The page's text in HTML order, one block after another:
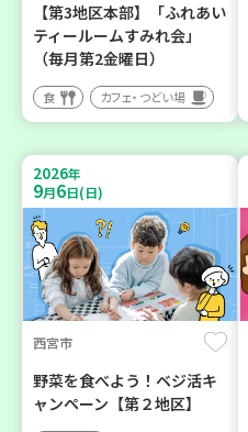
【第3地区本部】「ふれあい
ティールームすみれ会」
（毎月第2金曜日）
食 カフェ・つどい場
2026年
9月6日(日)
西宮市
野菜を食べよう！ベジ活キ
ャンペーン【第２地区】